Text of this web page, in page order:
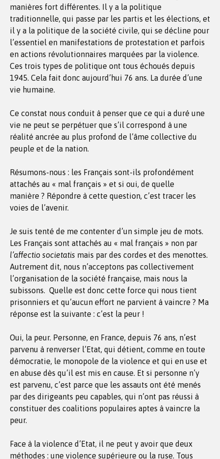
manières fort différentes. Il y a la politique
traditionnelle, qui passe par les partis et les élections, et
il y a la politique de la société civile, qui se décline pour
l’essentiel en manifestations de protestation et parfois
en actions révolutionnaires marquées par la violence.
Ces trois types de politique ont tous échoués depuis
1945. Cela fait donc aujourd’hui 76 ans. La durée d’une
vie humaine.
Ce constat nous conduit à penser que ce qui a duré une
vie ne peut se perpétuer que s’il correspond à une
réalité ancrée au plus profond de l’âme collective du
peuple et de la nation.
Résumons-nous : les Français sont-ils profondément
attachés au « mal français » et si oui, de quelle
manière ? Répondre à cette question, c’est tracer les
voies de l’avenir.
Je suis tenté de me contenter d’un simple jeu de mots.
Les Français sont attachés au « mal français » non par
l’affectio societatis mais par des cordes et des menottes.
Autrement dit, nous n’acceptons pas collectivement
l’organisation de la société française, mais nous la
subissons. Quelle est donc cette force qui nous tient
prisonniers et qu’aucun effort ne parvient à vaincre ? Ma
réponse est la suivante : c’est la peur !
Oui, la peur. Personne, en France, depuis 76 ans, n’est
parvenu à renverser l’Etat, qui détient, comme en toute
démocratie, le monopole de la violence et qui en use et
en abuse dès qu’il est mis en cause. Et si personne n’y
est parvenu, c’est parce que les assauts ont été menés
par des dirigeants peu capables, qui n’ont pas réussi à
constituer des coalitions populaires aptes à vaincre la
peur.
Face à la violence d’Etat, il ne peut y avoir que deux
méthodes : une violence supérieure ou la ruse. Tous